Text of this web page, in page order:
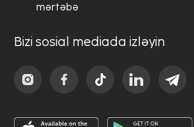
mərtəbə
Bizi sosial mediada izləyin